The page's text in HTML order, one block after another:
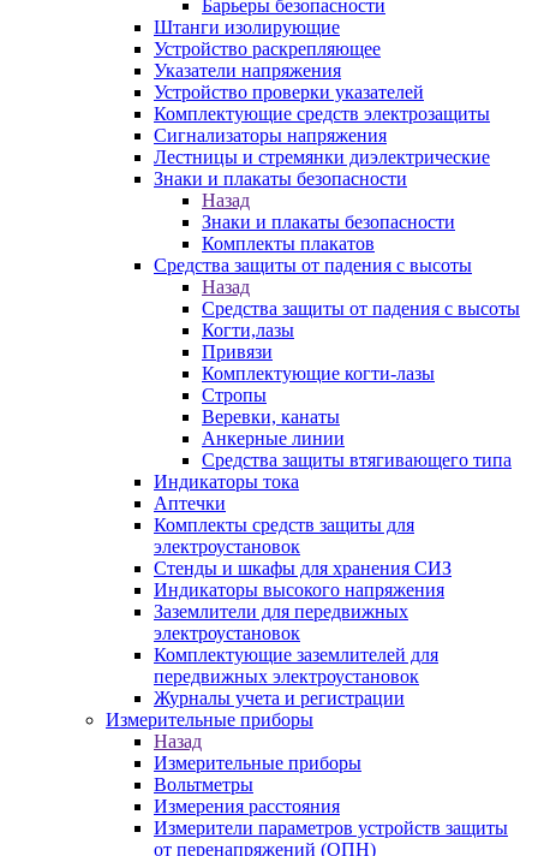
Барьеры безопасности
Штанги изолирующие
Устройство раскрепляющее
Указатели напряжения
Устройство проверки указателей
Комплектующие средств электрозащиты
Сигнализаторы напряжения
Лестницы и стремянки диэлектрические
Знаки и плакаты безопасности
Назад
Знаки и плакаты безопасности
Комплекты плакатов
Средства защиты от падения с высоты
Назад
Средства защиты от падения с высоты
Когти,лазы
Привязи
Комплектующие когти-лазы
Стропы
Веревки, канаты
Анкерные линии
Средства защиты втягивающего типа
Индикаторы тока
Аптечки
Комплекты средств защиты для
электроустановок
Стенды и шкафы для хранения СИЗ
Индикаторы высокого напряжения
Заземлители для передвижных
электроустановок
Комплектующие заземлителей для
передвижных электроустановок
Журналы учета и регистрации
Измерительные приборы
Назад
Измерительные приборы
Вольтметры
Измерения расстояния
Измерители параметров устройств защиты
от перенапряжений (ОПН)